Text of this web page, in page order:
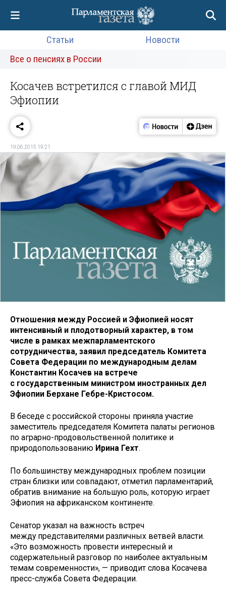
Статьи
Новости
Все о пенсиях в России
Косачев встретился с главой МИД
Эфиопии
19.06.2015 19:21
Отношения между Россией и Эфиопией носят
интенсивный и плодотворный характер, в том
числе в рамках межпарламентского
сотрудничества, заявил председатель Комитета
Совета Федерации по международным делам
Константин Косачев на встрече
с государственным министром иностранных дел
Эфиопии Берхане Гебре-Кристосом.
В беседе с российской стороны приняла участие
заместитель председателя Комитета палаты регионов
по аграрно-продовольственной политике и
природопользованию Ирина Гехт.
По большинству международных проблем позиции
стран близки или совпадают, отметил парламентарий,
обратив внимание на большую роль, которую играет
Эфиопия на африканском континенте.
Сенатор указал на важность встреч
между представителями различных ветвей власти.
«Это возможность провести интересный и
содержательный разговор по наиболее актуальным
темам современности», — приводит слова Косачева
пресс-служба Совета Федерации.